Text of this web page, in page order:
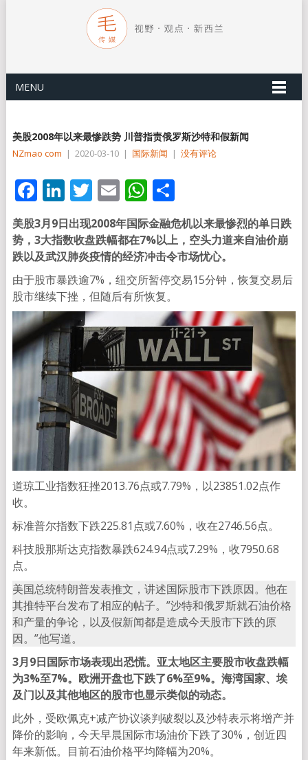
MENU
美股2008年以来最惨跌势 川普指责俄罗斯沙特和假新闻
NZmao com | 2020-03-10 | 国际新闻 | 没有评论
Facebook
LinkedIn
Twitter
EmailWhatsApp
分
享
美股3月9日出现2008年国际金融危机以来最惨烈的单日跌
势，3大指数收盘跌幅都在7%以上，空头力道来自油价崩
跌以及武汉肺炎疫情的经济冲击令市场忧心。
由于股市暴跌逾7%，纽交所暂停交易15分钟，恢复交易后
股市继续下挫，但随后有所恢复。
道琼工业指数狂挫2013.76点或7.79%，以23851.02点作
收。
标准普尔指数下跌225.81点或7.60%，收在2746.56点。
科技股那斯达克指数暴跌624.94点或7.29%，收7950.68
点。
美国总统特朗普发表推文，讲述国际股市下跌原因。他在
其推特平台发布了相应的帖子。”沙特和俄罗斯就石油价格
和产量的争论，以及假新闻都是造成今天股市下跌的原
因。”他写道。
3月9日国际市场表现出恐慌。亚太地区主要股市收盘跌幅
为3%至7%。欧洲开盘也下跌了6%至9%。海湾国家、埃
及门以及其他地区的股市也显示类似的动态。
此外，受欧佩克+减产协议谈判破裂以及沙特表示将增产并
降价的影响，今天早晨国际市场油价下跌了30%，创近四
年来新低。目前石油价格平均降幅为20%。